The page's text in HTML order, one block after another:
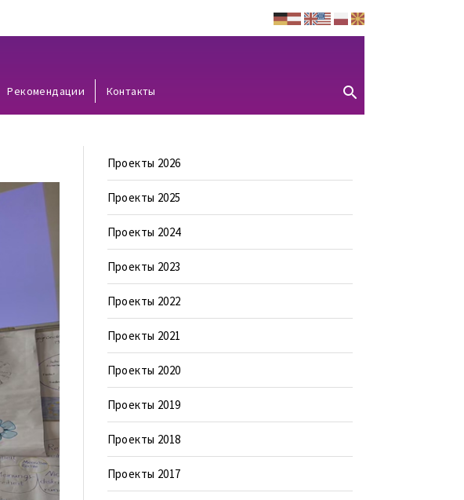
Рекомендации Контакты
Проекты 2026
Проекты 2025
Проекты 2024
Проекты 2023
Проекты 2022
Проекты 2021
Проекты 2020
Проекты 2019
Проекты 2018
Проекты 2017